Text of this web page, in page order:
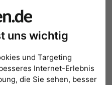
uns wichtig
und Targeting
Internet-Erlebnis
die Sie sehen, besser